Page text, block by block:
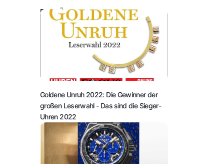
DAS KÖNNTE SIE AUCH INTERESSIEREN:
Goldene Unruh 2022: Die Gewinner der
großen Leserwahl - Das sind die Sieger-
Uhren 2022